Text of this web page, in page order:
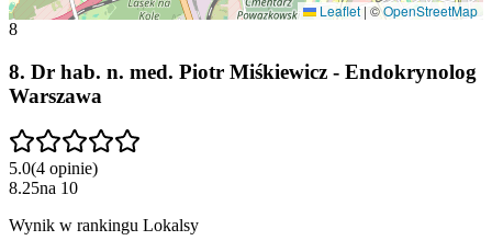
Leaflet | ©OpenStreetMap
8
8. Dr hab. n. med. Piotr Miśkiewicz - Endokrynolog
Warszawa
5.0(4 opinie)
8.25na 10
Wynik w rankingu Lokalsy